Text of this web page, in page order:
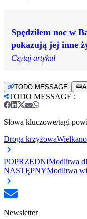
Spędziłem noc w
pokazują jej inne
Czytaj artykuł
TODO MESSAGE
TODO MESSAGE :
Słowa kluczowe/tagi
Droga krzyżowa
POPRZEDNIModlitwa
NASTĘPNYModlitwa
Newsletter